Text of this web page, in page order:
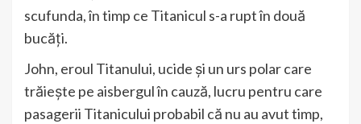
scufunda, în timp ce Titanicul s-a rupt în două
bucăți.
John, eroul Titanului, ucide și un urs polar care
trăiește pe aisbergul în cauză, lucru pentru care
pasagerii Titanicului probabil că nu au avut timp,